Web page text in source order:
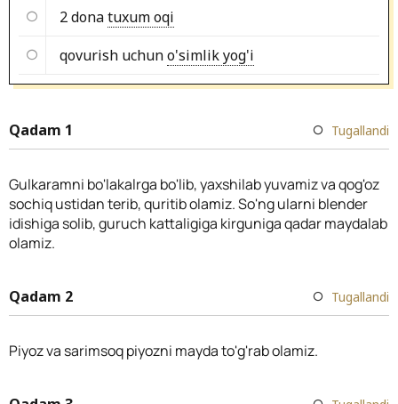
2 donatuxum oqi
qovurish uchuno'simlik yog'i
Qadam 1 Tugallandi
Gulkaramni bo'lakalrga bo'lib, yaxshilab yuvamiz va qog'oz
sochiq ustidan terib, quritib olamiz. So'ng ularni blender
idishiga solib, guruch kattaligiga kirguniga qadar maydalab
olamiz.
Qadam 2 Tugallandi
Piyoz va sarimsoq piyozni mayda to'g'rab olamiz.